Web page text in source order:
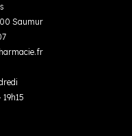
Saumur